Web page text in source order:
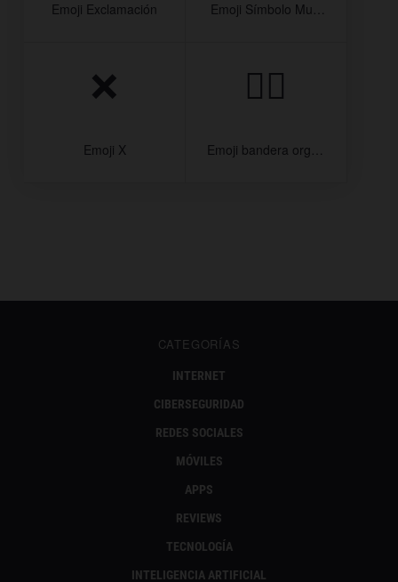
Emoji Exclamación ️ Emoji Símbolo Mujer
❌
Emoji X
🏳️‍🌈
Emoji bandera orgullo
CATEGORÍAS
INTERNET
CIBERSEGURIDAD
REDES SOCIALES
MÓVILES
APPS
REVIEWS
TECNOLOGÍA
INTELIGENCIA ARTIFICIAL